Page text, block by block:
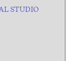
STUDIO